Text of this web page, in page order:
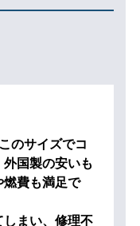
のサイズでコ
国製の安いも
燃費も満足で
まい、修理不